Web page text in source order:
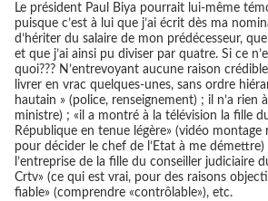
Le président Paul Biya pourrait lui-même
puisque c’est à lui que j’ai écrit dès ma
d’hériter du salaire de mon prédécesseur,
et que j’ai ainsi pu diviser par quatre. Si ce
quoi??? N’entrevoyant aucune raison
livrer en vrac quelques-unes, sans ordre
hautain » (police, renseignement) ; il n’a rien
ministre) ; «il a montré à la télévision la fille
République en tenue légère» (vidéo montage
pour décider le chef de l’Etat à me démettre)
l’entreprise de la fille du conseiller judiciaire
Crtv» (ce qui est vrai, pour des raisons
fiable» (comprendre «contrôlable»), etc.